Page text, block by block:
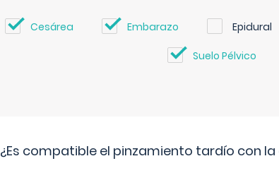
Cesárea Embarazo Epidural
Suelo Pélvico
¿Es compatible el pinzamiento tardío con